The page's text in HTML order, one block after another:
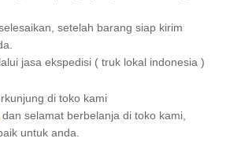
setelah barang siap kirim
jasa ekspedisi ( truk lokal indonesia )
di toko kami
dan selamat berbelanja di toko kami,
untuk anda.